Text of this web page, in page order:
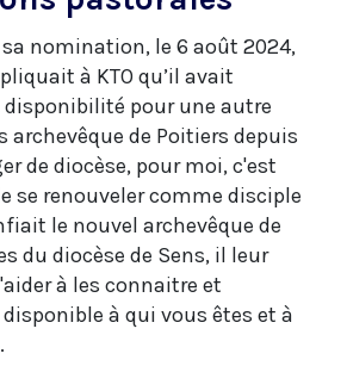
nomination, le 6 août 2024,
à KTO qu’il avait
pour une autre
archevêque de Poitiers depuis
de diocèse, pour moi, c'est
se renouveler comme disciple
le nouvel archevêque de
du diocèse de Sens, il leur
à les connaitre et
à qui vous êtes et à